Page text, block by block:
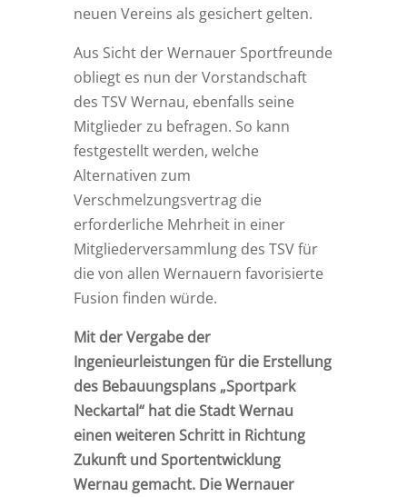
neuen Vereins als gesichert gelten.
Aus Sicht der Wernauer Sportfreunde
obliegt es nun der Vorstandschaft
des TSV Wernau, ebenfalls seine
Mitglieder zu befragen. So kann
festgestellt werden, welche
Alternativen zum
Verschmelzungsvertrag die
erforderliche Mehrheit in einer
Mitgliederversammlung des TSV für
die von allen Wernauern favorisierte
Fusion finden würde.
Mit der Vergabe der
Ingenieurleistungen für die Erstellung
des Bebauungsplans „Sportpark
Neckartal“ hat die Stadt Wernau
einen weiteren Schritt in Richtung
Zukunft und Sportentwicklung
Wernau gemacht. Die Wernauer